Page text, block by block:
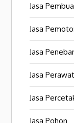
Jasa
Jasa
Jasa
Jasa
Jasa
Jasa Pohon